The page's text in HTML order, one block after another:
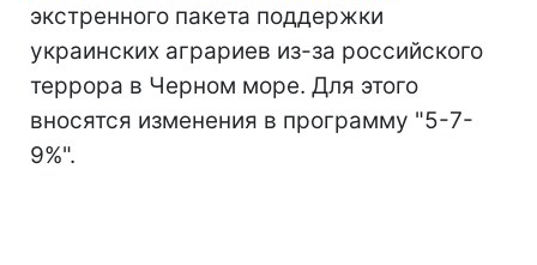
экстренного пакета поддержки
украинских аграриев из-за российского
террора в Черном море. Для этого
вносятся изменения в программу "5-7-
9%".